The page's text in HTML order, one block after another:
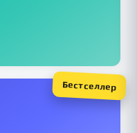
Бестселлер